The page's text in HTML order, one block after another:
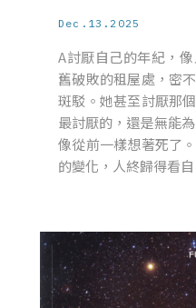
Dec.13.2025
A討厭自己的年紀，
舊破敗的租屋處，密
斑駁。她甚至討厭那
最討厭的，還是無能
像從前一樣想著死了
的變化，人終歸得看